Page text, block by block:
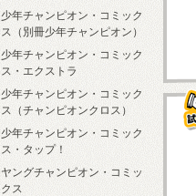
少年チャンピオン・コミック
ス（別冊少年チャンピオン）
少年チャンピオン・コミック
ス・エクストラ
少年チャンピオン・コミック
ス（チャンピオンクロス）
少年チャンピオン・コミック
ス・タップ！
ヤングチャンピオン・コミッ
クス